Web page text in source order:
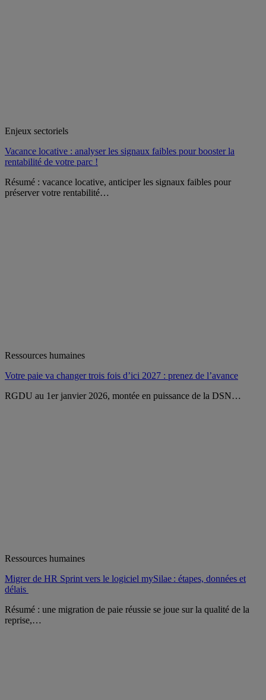
Enjeux sectoriels
Vacance locative : analyser les signaux faibles pour booster la
rentabilité de votre parc !
Résumé : vacance locative, anticiper les signaux faibles pour
préserver votre rentabilité…
Ressources humaines
Votre paie va changer trois fois d’ici 2027 : prenez de l’avance
RGDU au 1er janvier 2026, montée en puissance de la DSN…
Ressources humaines
Migrer de HR Sprint vers le logiciel mySilae : étapes, données et
délais
Résumé : une migration de paie réussie se joue sur la qualité de la
reprise,…